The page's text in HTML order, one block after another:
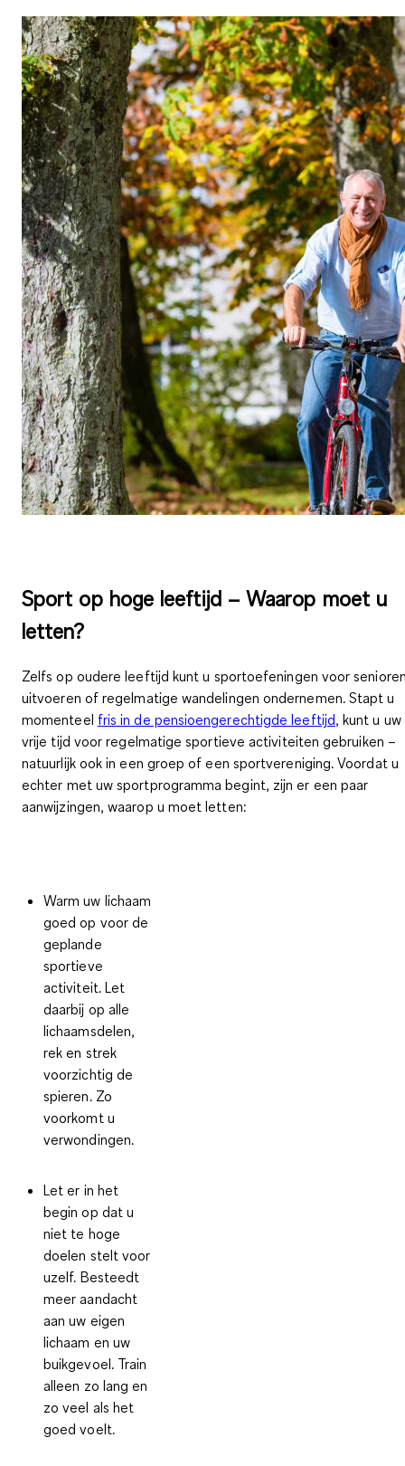
Sport op hoge leeftijd – Waarop moet u
letten?
Zelfs op oudere leeftijd kunt u sportoefeningen voor
uitvoeren of regelmatige wandelingen ondernemen. Stapt u
momenteel fris in de pensioengerechtigde leeftijd, kunt u uw
vrije tijd voor regelmatige sportieve activiteiten gebruiken –
natuurlijk ook in een groep of een sportvereniging. Voordat u
echter met uw sportprogramma begint, zijn er een paar
aanwijzingen, waarop u moet letten:
Warm uw lichaam
goed op voor de
geplande
sportieve
activiteit. Let
daarbij op alle
lichaamsdelen,
rek en strek
voorzichtig de
spieren. Zo
voorkomt u
verwondingen.
Let er in het
begin op dat u
niet te hoge
doelen stelt voor
uzelf. Besteedt
meer aandacht
aan uw eigen
lichaam en uw
buikgevoel. Train
alleen zo lang en
zo veel als het
goed voelt.